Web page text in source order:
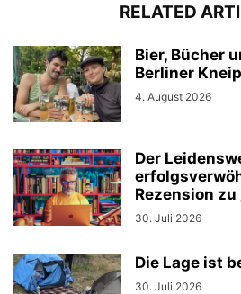
RELATED
Bier, Bücher
Berliner
4. August 2026
Der
Rezension zu
30. Juli 2026
Die Lage ist
30. Juli 2026